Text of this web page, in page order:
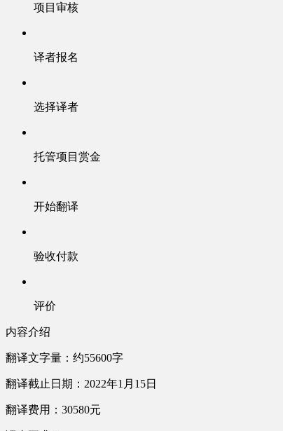
项目审核
译者报名
选择译者
托管项目赏金
开始翻译
验收付款
评价
内容介绍
翻译文字量：约55600字
翻译截止日期：2022年1月15日
翻译费用：30580元